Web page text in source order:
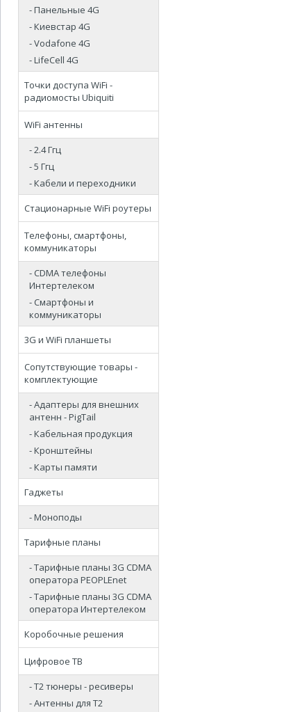
- Панельные 4G
- Киевстар 4G
- Vodafone 4G
- LifeCell 4G
Точки доступа WiFi -
радиомосты Ubiquiti
WiFi антенны
- 2.4 Ггц
- 5 Ггц
- Кабели и переходники
Стационарные WiFi роутеры
Телефоны, смартфоны,
коммуникаторы
- CDMA телефоны
Интертелеком
- Смартфоны и
коммуникаторы
3G и WiFi планшеты
Сопутствующие товары -
комплектующие
- Адаптеры для внешних
антенн - PigTail
- Кабельная продукция
- Кронштейны
- Карты памяти
Гаджеты
- Моноподы
Тарифные планы
- Тарифные планы 3G CDMA
оператора PEOPLEnet
- Тарифные планы 3G CDMA
оператора Интертелеком
Коробочные решения
Цифровое ТВ
- Т2 тюнеры - ресиверы
- Антенны для Т2